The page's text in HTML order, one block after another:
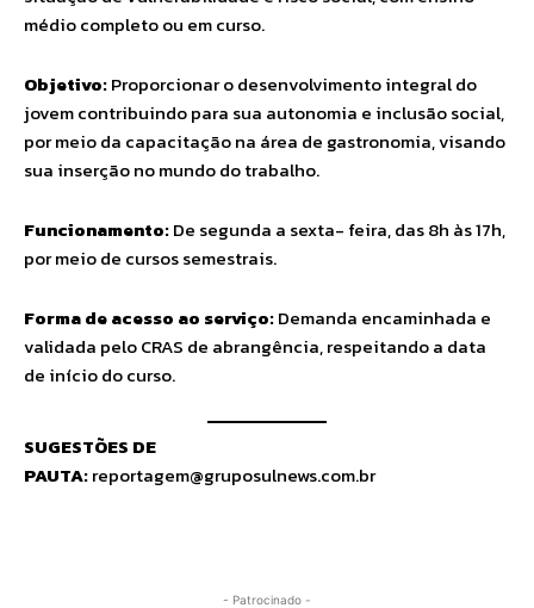
médio completo ou em curso.
Objetivo:Proporcionar o desenvolvimento integral do
jovem contribuindo para sua autonomia e inclusão social,
por meio da capacitação na área de gastronomia, visando
sua inserção no mundo do trabalho.
Funcionamento:De segunda a sexta- feira, das 8h às 17h,
por meio de cursos semestrais.
Forma de acesso ao serviço:Demanda encaminhada e
validada pelo CRAS de abrangência, respeitando a data
de início do curso.
SUGESTÕES DE
PAUTA:reportagem@gruposulnews.com.br
- Patrocinado -